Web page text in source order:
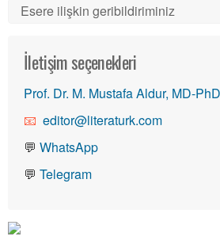
Esere ilişkin geribildiriminiz
İletişim seçenekleri
Prof. Dr. M. Mustafa Aldur, MD-PhD
editor@literaturk.com
💬 WhatsApp
💬 Telegram